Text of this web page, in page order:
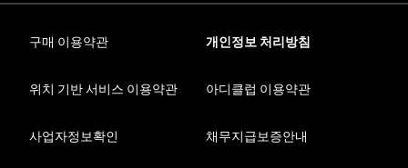
구매 이용약관 개인정보 처리방침
위치 기반 서비스 이용약관 아디클럽 이용약관
사업자정보확인 채무지급보증안내